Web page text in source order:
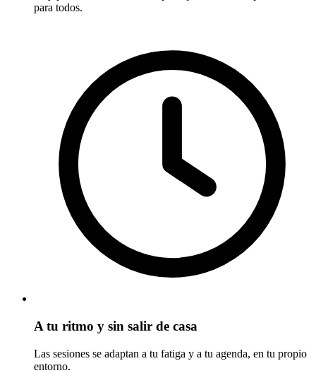
para todos.
A tu ritmo y sin salir de casa
Las sesiones se adaptan a tu fatiga y a tu agenda, en tu propio
entorno.